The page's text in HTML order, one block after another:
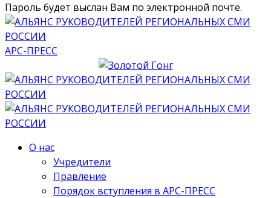
Пароль будет выслан Вам по электронной почте.
АРС-ПРЕСС
О нас
Учредители
Правление
Порядок вступления в АРС-ПРЕСС